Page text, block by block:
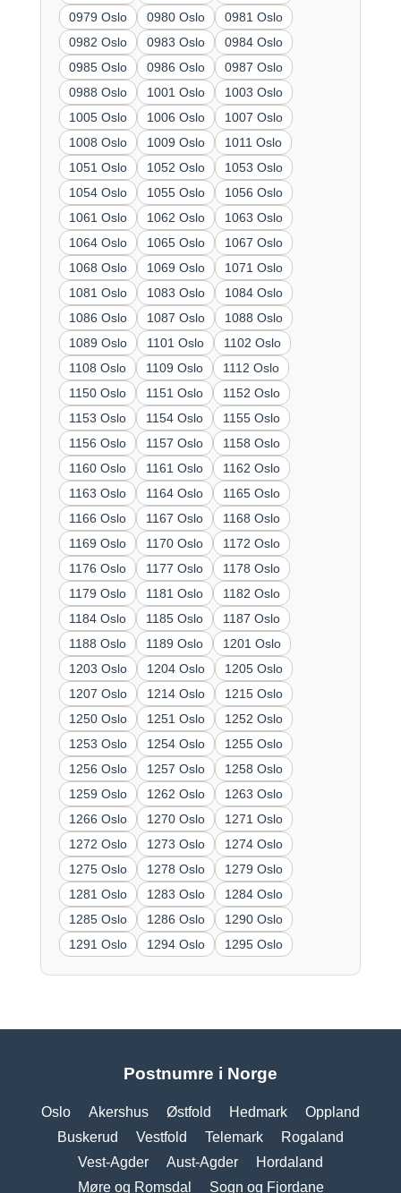
0979 Oslo
0980 Oslo
0981 Oslo
0982 Oslo
0983 Oslo
0984 Oslo
0985 Oslo
0986 Oslo
0987 Oslo
0988 Oslo
1001 Oslo
1003 Oslo
1005 Oslo
1006 Oslo
1007 Oslo
1008 Oslo
1009 Oslo
1011 Oslo
1051 Oslo
1052 Oslo
1053 Oslo
1054 Oslo
1055 Oslo
1056 Oslo
1061 Oslo
1062 Oslo
1063 Oslo
1064 Oslo
1065 Oslo
1067 Oslo
1068 Oslo
1069 Oslo
1071 Oslo
1081 Oslo
1083 Oslo
1084 Oslo
1086 Oslo
1087 Oslo
1088 Oslo
1089 Oslo
1101 Oslo
1102 Oslo
1108 Oslo
1109 Oslo
1112 Oslo
1150 Oslo
1151 Oslo
1152 Oslo
1153 Oslo
1154 Oslo
1155 Oslo
1156 Oslo
1157 Oslo
1158 Oslo
1160 Oslo
1161 Oslo
1162 Oslo
1163 Oslo
1164 Oslo
1165 Oslo
1166 Oslo
1167 Oslo
1168 Oslo
1169 Oslo
1170 Oslo
1172 Oslo
1176 Oslo
1177 Oslo
1178 Oslo
1179 Oslo
1181 Oslo
1182 Oslo
1184 Oslo
1185 Oslo
1187 Oslo
1188 Oslo
1189 Oslo
1201 Oslo
1203 Oslo
1204 Oslo
1205 Oslo
1207 Oslo
1214 Oslo
1215 Oslo
1250 Oslo
1251 Oslo
1252 Oslo
1253 Oslo
1254 Oslo
1255 Oslo
1256 Oslo
1257 Oslo
1258 Oslo
1259 Oslo
1262 Oslo
1263 Oslo
1266 Oslo
1270 Oslo
1271 Oslo
1272 Oslo
1273 Oslo
1274 Oslo
1275 Oslo
1278 Oslo
1279 Oslo
1281 Oslo
1283 Oslo
1284 Oslo
1285 Oslo
1286 Oslo
1290 Oslo
1291 Oslo
1294 Oslo 1295 Oslo
Postnumre i Norge
Oslo Akershus Østfold Hedmark
Oppland
Buskerud
Vestfold Telemark
Rogaland
Vest-Agder
Aust-Agder
Hordaland
Møre og Romsdal
Sogn og Fjordane